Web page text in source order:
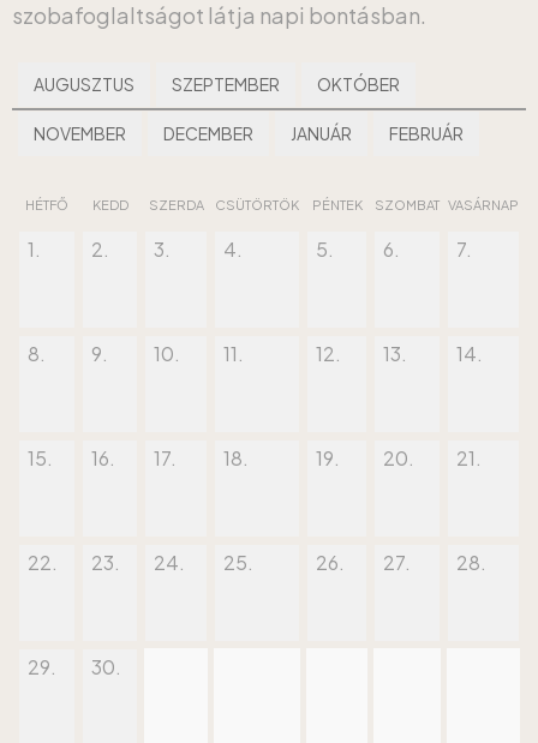
szobafoglaltságot látja napi bontásban.
AUGUSZTUS SZEPTEMBER OKTÓBER
NOVEMBER DECEMBER JANUÁR FEBRUÁR
HÉTFŐ KEDD SZERDA CSÜTÖRTÖK PÉNTEK SZOMBAT VASÁRNAP
1. 2. 3. 4. 5. 6. 7.
8. 9. 10. 11. 12. 13. 14.
15. 16. 17. 18. 19. 20. 21.
22. 23. 24. 25. 26. 27. 28.
29. 30.